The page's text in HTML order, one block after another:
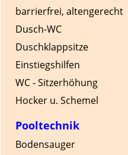
barrierfrei, altengerecht
Dusch-WC
Duschklappsitze
Einstiegshilfen
WC - Sitzerhöhung
Hocker u. Schemel
Pooltechnik
Bodensauger